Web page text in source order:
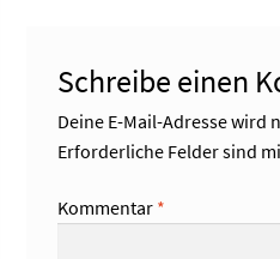
Schreibe einen
Deine E-Mail-Adresse wird
Erforderliche Felder sind
Kommentar *